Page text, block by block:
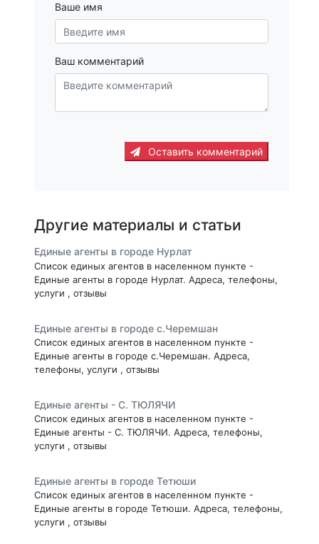
Ваше имя
Ваш комментарий
Оставить комментарий
Другие материалы и статьи
Единые агенты в городе Нурлат
Список единых агентов в населенном пункте -
Единые агенты в городе Нурлат. Адреса, телефоны,
услуги , отзывы
Единые агенты в городе с.Черемшан
Список единых агентов в населенном пункте -
Единые агенты в городе с.Черемшан. Адреса,
телефоны, услуги , отзывы
Единые агенты - С. ТЮЛЯЧИ
Список единых агентов в населенном пункте -
Единые агенты - С. ТЮЛЯЧИ. Адреса, телефоны,
услуги , отзывы
Единые агенты в городе Тетюши
Список единых агентов в населенном пункте -
Единые агенты в городе Тетюши. Адреса, телефоны,
услуги , отзывы